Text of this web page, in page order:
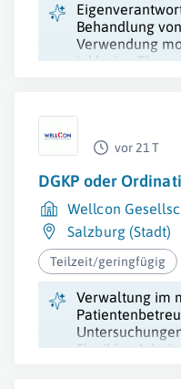
Behandlung
Verwendung
inklusive
vor 21 T
DGKP oder
Wellcon
Salzburg (Stadt)
Teilzeit/geringfügig
Verwaltung im
Flexibles